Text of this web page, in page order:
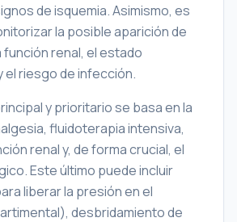
de isquemia. Asimismo, es
la posible aparición de
función renal, el estado
el riesgo de infección.
y prioritario se basa en la
fluidoterapia intensiva,
renal y, de forma crucial, el
Este último puede incluir
liberar la presión en el
desbridamiento de